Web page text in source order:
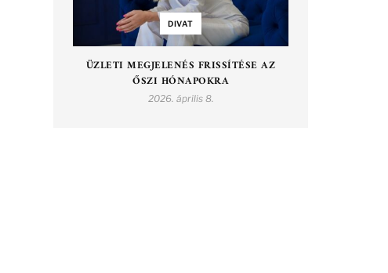
DIVAT
ÜZLETI MEGJELENÉS FRISSÍTÉSE AZ
ŐSZI HÓNAPOKRA
2026. április 8.